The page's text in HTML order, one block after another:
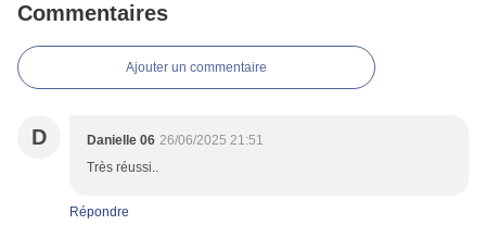
Commentaires
Ajouter un commentaire
D Danielle 06 26/06/2025 21:51
Très réussi..
Répondre